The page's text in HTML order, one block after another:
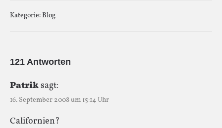
Kategorie:Blog
121 Antworten
Patriksagt:
16. September 2008 um 15:14 Uhr
Californien?